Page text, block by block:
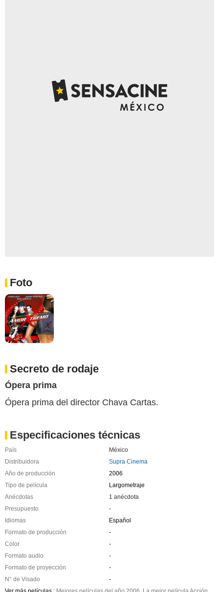
Foto
Secreto de rodaje
Ópera prima
Ópera prima del director Chava Cartas.
Especificaciones técnicas
País
México
Distribuidora
Supra Cinema
Año de producción
2006
Tipo de película
Largometraje
Anécdotas
1 anécdota
Presupuesto
-
Idiomas
Español
Formato de producción
-
Color
-
Formato audio
-
Formato de proyección
-
N° de Visado
-